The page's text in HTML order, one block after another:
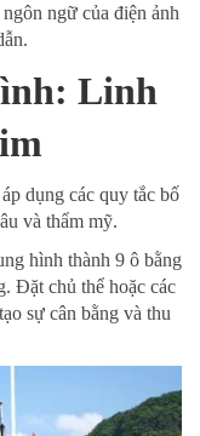
ngữ của điện ảnh
Linh
dụng các quy tắc bố
và thẩm mỹ.
hình thành 9 ô bằng
Đặt chủ thể hoặc các
sự cân bằng và thu